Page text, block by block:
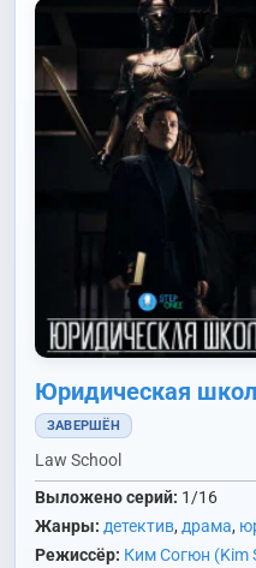
Юридическая
ЗАВЕРШЁН
Law School
Выложено серий: 1/16
Жанры: детектив, драма,
Режиссёр: Ким Согюн (Kim